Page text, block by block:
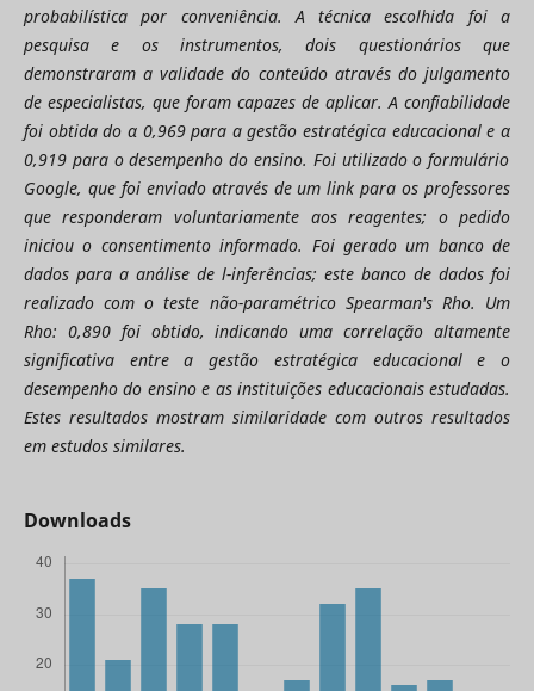
probabilística por conveniência. A técnica escolhida foi a
pesquisa e os instrumentos, dois questionários que
demonstraram a validade do conteúdo através do julgamento
de especialistas, que foram capazes de aplicar. A confiabilidade
foi obtida do α0,969 para a gestão estratégica educacional eα
0,919 para o desempenho do ensino. Foi utilizado o formulário
Google, que foi enviado através de um link para os professores
que responderam voluntariamente aos reagentes; o pedido
iniciou o consentimento informado. Foi gerado um banco de
dados para a análise de l-inferências; este banco de dados foi
realizado com o teste não-paramétrico Spearman's Rho. Um
Rho: 0,890 foi obtido, indicando uma correlação altamente
significativa entre a gestão estratégica educacional e o
desempenho do ensino e as instituições educacionais estudadas.
Estes resultados mostram similaridade com outros resultados
em estudos similares.
Downloads